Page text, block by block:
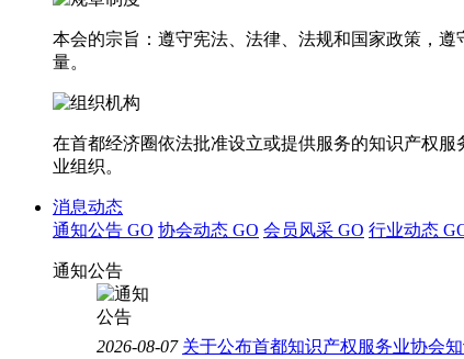
本会的宗旨：遵守宪法、法律、法规和国家政策，
量。
在首都经济圈依法批准设立或提供服务的知识产权
业组织。
消息动态
通知公告 GO 协会动态 GO 会员风采 GO 行业动态
通知公告
2026-08-07 关于公布首都知识产权服务业协会